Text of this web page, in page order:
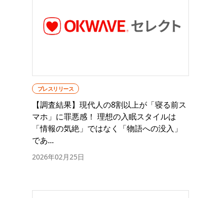
プレスリリース
【調査結果】現代人の8割以上が「寝る前ス
マホ」に罪悪感！ 理想の入眠スタイルは
「情報の気絶」ではなく「物語への没入」
であ...
2026年02月25日